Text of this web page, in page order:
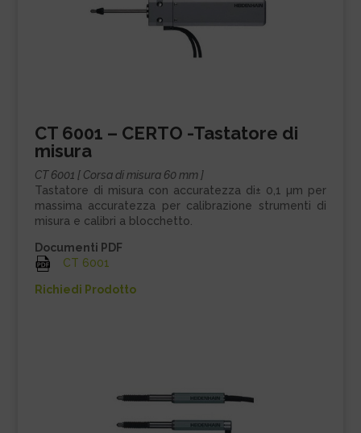
CT 6001 – CERTO -Tastatore di
misura
CT 6001 [ Corsa di misura 60 mm ]
Tastatore di misura con accuratezza di± 0,1 µm per
massima accuratezza per calibrazione strumenti di
misura e calibri a blocchetto.
Documenti PDF
CT 6001
Richiedi Prodotto